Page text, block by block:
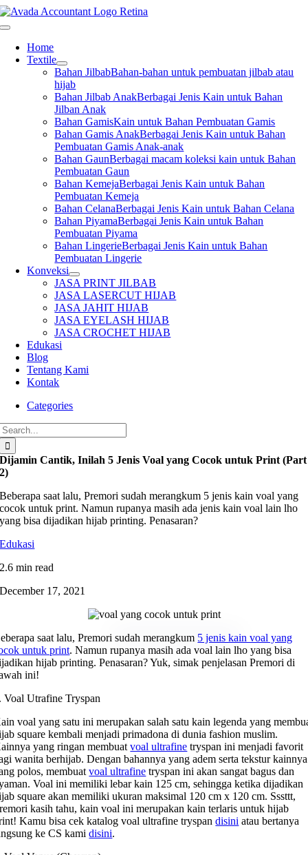
Skip
to
Toggle
NavigationHome
Textile
Bahan JilbabBahan-bahan untuk pembuatan jilbab atau
hijab
Bahan Jilbab AnakBerbagai Jenis Kain untuk Bahan
Jilban Anak
Bahan GamisKain untuk Bahan Pembuatan Gamis
Bahan Gamis AnakBerbagai Jenis Kain untuk Bahan
Pembuatan Gamis Anak-anak
Bahan GaunBerbagai macam koleksi kain untuk Bahan
Pembuatan Gaun
Bahan KemejaBerbagai Jenis Kain untuk Bahan
Pembuatan Kemeja
Bahan CelanaBerbagai Jenis Kain untuk Bahan Celana
Bahan PiyamaBerbagai Jenis Kain untuk Bahan
Pembuatan Piyama
Bahan LingerieBerbagai Jenis Kain untuk Bahan
Pembuatan Lingerie
Konveksi
JASA PRINT JILBAB
JASA LASERCUT HIJAB
JASA JAHIT HIJAB
JASA EYELASH HIJAB
JASA CROCHET HIJAB
Edukasi
Blog
Tentang Kami
Kontak
Categories
Dijamin Cantik, Inilah 5 Jenis Voal yang Cocok untuk Print (Part
2)
Beberapa saat lalu, Premori sudah merangkum 5 jenis kain voal yang
cocok untuk print. Namun rupanya masih ada jenis kain voal lain lho
yang bisa dijadikan hijab printing. Penasaran?
Edukasi
2.6 min read
December 17, 2021
saat lalu, Premori sudah merangkum 5 jenis kain voal yang
untuk print. Namun rupanya masih ada voal lain lho yang bisa
hijab printing. Penasaran? Yuk, simak penjelasan Premori di
ini!
Voal Utrafine Tryspan
voal yang satu ini merupakan salah satu kain legenda yang
square kembali menjadi primadona di dunia fashion muslim.
yang ringan membuatvoal ultrafine tryspan ini menjadi favorit
wanita berhijab. Dengan bahannya yang adem serta tekstur kainnya
polos, membuatvoal ultrafine tryspan ini akan sangat bagus dan
Voal ini memiliki lebar kain 125 cm, sehingga ketika dijadikan
square akan memiliki ukuran maksimal 120 cm x 120 cm. Sssttt,
kasih tahu, kain voal ini merupakan kain terlaris untuk hijab
Kamu bisa cek katalog voal ultrafine tryspandisini atau bertanya
ke CS kamidisini.